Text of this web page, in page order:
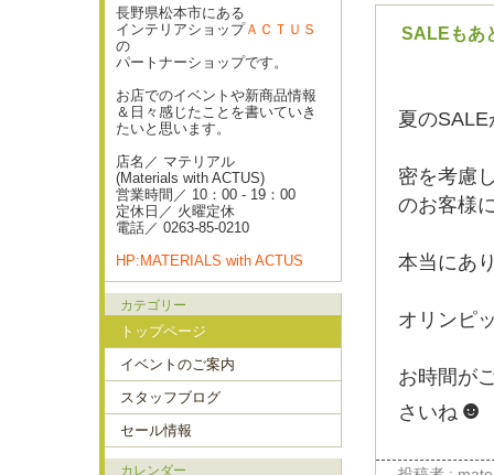
SALEもあ
夏の
密を考慮
のお客様
本当にあ
オリンピ
お時間が
さいね ☻
長野県松本市にある
インテリアショップＡＣＴＵＳ
の
パートナーショップです。
お店でのイベントや新商品情報
＆日々感じたことを書いていき
たいと思います。
店名／ マテリアル
(Materials with ACTUS)
営業時間／ 10：00 - 19：00
定休日／ 火曜定休
電話／ 0263-85-0210
HP:MATERIALS with ACTUS
カテゴリー
トップページ
イベントのご案内
スタッフブログ
セール情報
カレンダー